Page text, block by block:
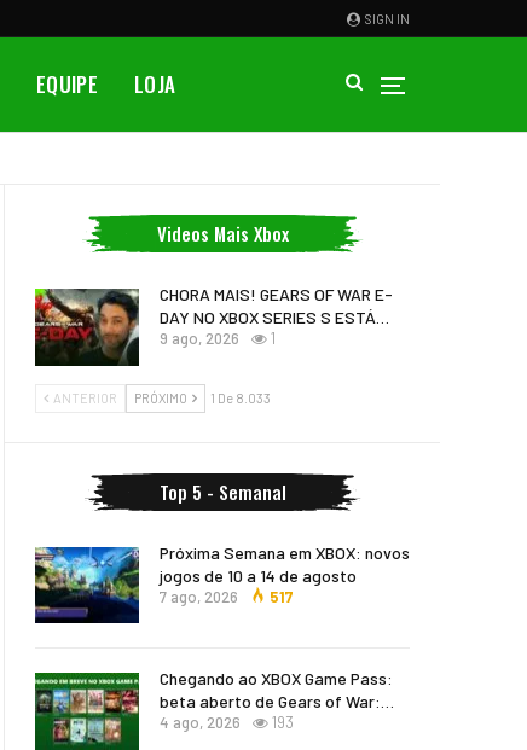
SIGN IN
EQUIPE LOJA
Videos Mais Xbox
CHORA MAIS! GEARS OF WAR E-
DAY NO XBOX SERIES S ESTÁ…
9 ago, 2026 1
ANTERIOR PRÓXIMO 1 De 8.033
Top 5 - Semanal
Próxima Semana em XBOX: novos
jogos de 10 a 14 de agosto
7 ago, 2026 517
Chegando ao XBOX Game Pass:
beta aberto de Gears of War:…
4 ago, 2026 193